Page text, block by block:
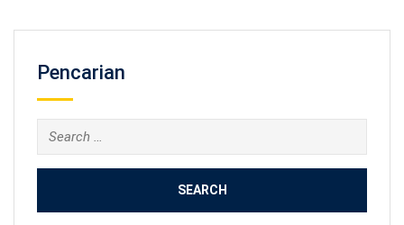
Pencarian
Search
for: